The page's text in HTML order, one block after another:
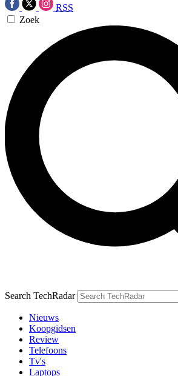
RSS
Zoek
Search TechRadar
Nieuws
Koopgidsen
Review
Telefoons
Tv's
Laptops